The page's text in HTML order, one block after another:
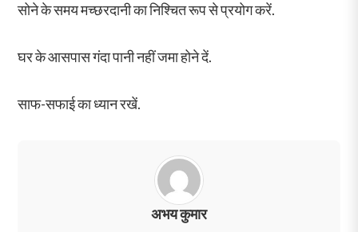
सोने के समय मच्छरदानी का निश्चित रूप से प्रयोग करें.
घर के आसपास गंदा पानी नहीं जमा होने दें.
साफ-सफाई का ध्यान रखें.
अभय कुमार